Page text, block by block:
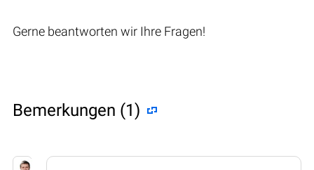
Gerne beantworten wir Ihre Fragen!
Bemerkungen (1)